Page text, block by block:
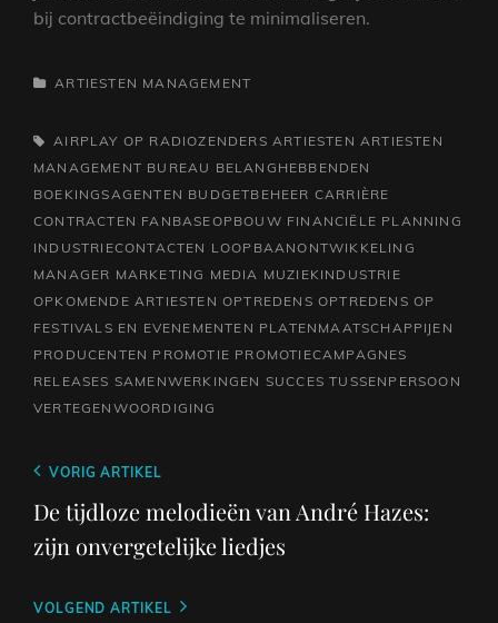
bij contractbeëindiging te minimaliseren.
CATEGORIEËN
ARTIESTEN MANAGEMENT
TAGS,AIRPLAY OP RADIOZENDERS ARTIESTEN ARTIESTEN
MANAGEMENT BUREAU BELANGHEBBENDEN
BOEKINGSAGENTEN BUDGETBEHEER CARRIÈRE
CONTRACTEN FANBASEOPBOUW FINANCIËLE PLANNING
INDUSTRIECONTACTEN LOOPBAANONTWIKKELING
MANAGER MARKETING MEDIA MUZIEKINDUSTRIE
OPKOMENDE ARTIESTEN OPTREDENS OPTREDENS OP
FESTIVALS EN EVENEMENTEN PLATENMAATSCHAPPIJEN
PRODUCENTEN PROMOTIE PROMOTIECAMPAGNES
RELEASES SAMENWERKINGEN SUCCES TUSSENPERSOON
VERTEGENWOORDIGING
Berichtnavigatie
Vorig
bericht
VORIG ARTIKEL
De tijdloze melodieën van André Hazes:
zijn onvergetelijke liedjes
Volgend
VOLGEND ARTIKEL